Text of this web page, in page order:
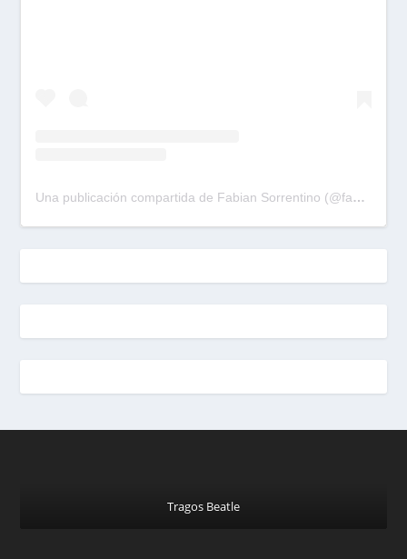
Una publicación compartida de Fabian Sorrentino (@fabiansonria)
Tragos Beatle